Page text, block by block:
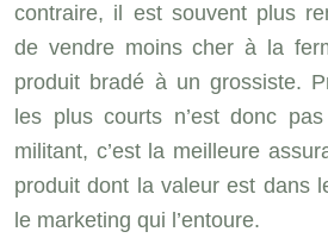
contraire, il est souvent plus
de vendre moins cher à la
produit bradé à un grossiste.
les plus courts n’est donc
militant, c’est la meilleure
produit dont la valeur est dans
le marketing qui l’entoure.